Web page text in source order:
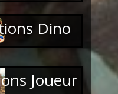
Dino
Joueur